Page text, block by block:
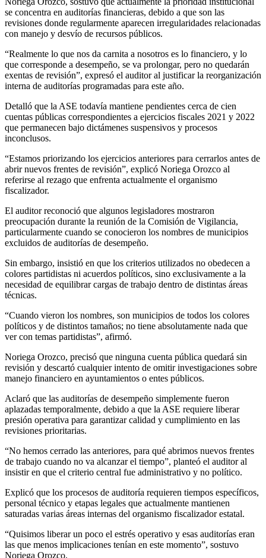
se concentra en auditorías financieras, debido a que son las
revisiones donde regularmente aparecen irregularidades relacionadas
con manejo y desvío de recursos públicos.
“Realmente lo que nos da carnita a nosotros es lo financiero, y lo
que corresponde a desempeño, se va prolongar, pero no quedarán
exentas de revisión”, expresó el auditor al justificar la reorganización
interna de auditorías programadas para este año.
Detalló que la ASE todavía mantiene pendientes cerca de cien
cuentas públicas correspondientes a ejercicios fiscales 2021 y 2022
que permanecen bajo dictámenes suspensivos y procesos
inconclusos.
“Estamos priorizando los ejercicios anteriores para cerrarlos antes de
abrir nuevos frentes de revisión”, explicó Noriega Orozco al
referirse al rezago que enfrenta actualmente el organismo
fiscalizador.
El auditor reconoció que algunos legisladores mostraron
preocupación durante la reunión de la Comisión de Vigilancia,
particularmente cuando se conocieron los nombres de municipios
excluidos de auditorías de desempeño.
Sin embargo, insistió en que los criterios utilizados no obedecen a
colores partidistas ni acuerdos políticos, sino exclusivamente a la
necesidad de equilibrar cargas de trabajo dentro de distintas áreas
técnicas.
“Cuando vieron los nombres, son municipios de todos los colores
políticos y de distintos tamaños; no tiene absolutamente nada que
ver con temas partidistas”, afirmó.
Noriega Orozco, precisó que ninguna cuenta pública quedará sin
revisión y descartó cualquier intento de omitir investigaciones sobre
manejo financiero en ayuntamientos o entes públicos.
Aclaró que las auditorías de desempeño simplemente fueron
aplazadas temporalmente, debido a que la ASE requiere liberar
presión operativa para garantizar calidad y cumplimiento en las
revisiones prioritarias.
“No hemos cerrado las anteriores, para qué abrimos nuevos frentes
de trabajo cuando no va alcanzar el tiempo”, planteó el auditor al
insistir en que el criterio central fue administrativo y no político.
Explicó que los procesos de auditoría requieren tiempos específicos,
personal técnico y etapas legales que actualmente mantienen
saturadas varias áreas internas del organismo fiscalizador estatal.
“Quisimos liberar un poco el estrés operativo y esas auditorías eran
las que menos implicaciones tenían en este momento”, sostuvo
Noriega Orozco.